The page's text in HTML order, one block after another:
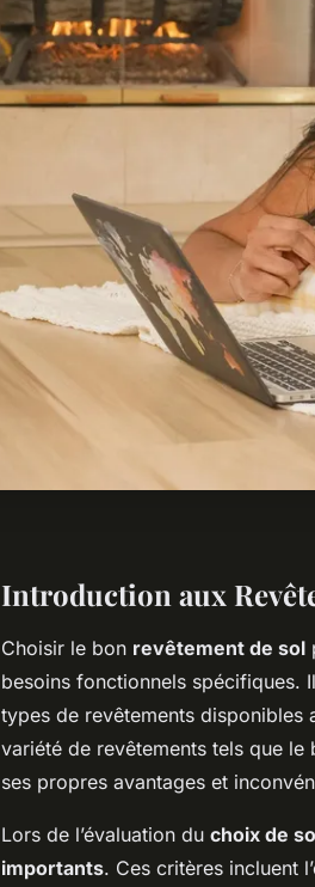
Introduction aux
Choisir le bon revêtement de sol
besoins fonctionnels spécifiques.
types de revêtements disponibles
variété de revêtements tels que
ses propres avantages et
Lors de l’évaluation du choix de
importants. Ces critères incluent